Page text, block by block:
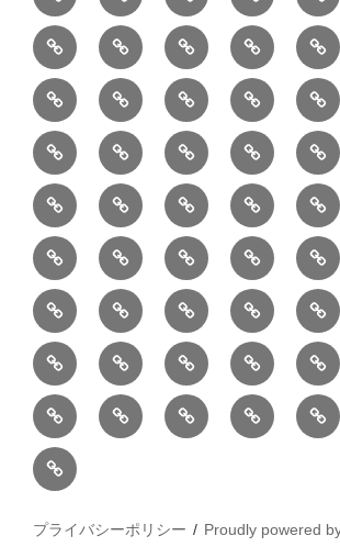
エ
リ
ー
れ
Ｂ
教
室
読
書
食・
健
康
リ
フ
ォ
ー
ム
コ
ー
デ
で
販
売
中
の
ハ
ン
ド
メ
イ
ド
バ
ッ
グ
②
半
月
型
③
巾
着
袋
（縦
長）
④
巾
着
袋
（小）
⑤
巾
着
シ
ョ
ル
ダ
ー
⑥
小
動
物
用
小
物
⑧
メ
ッ
セ
ン
ジ
ャ
ー
⑨
ミ
シ
ン
カ
バ
ー
⑩
マ
チ
無
し
シ
ョ
ル
ダ
ー
（定
番
品
⑪
マ
ス
ク
⑫
ポ
ー
チ
⑭
ボ
ッ
ク
ス
型
⑮
ボ
ス
ト
ン
⑯
ヘ
ル
メ
ッ
ト
バ
ッ
グ
⑰
ピ
ン
タ
ッ
ク
バ
ッ
グ
⑱
ビ
ジ
ネ
ス
バ
ッ
グ
⑳
ハ
ン
ド
バ
ッ
グ
お
取
引
の
流
れ
お
問
合
せ
及
び
ご
相
談
デ
ジ
タ
ル
コ
ン
テ
ン
ツ
フ
デ
ジ
タ
ル
コ
ン
テ
ン
ツ
プ
ラ
イ
バ
シ
ー
ポ
リ
シ
ラ
ン
デ
ィ
ン
グ
ペ
ル
ー
ル
レ
ン
タ
ル
ジ
ュ
エ
注
レ
ン
タ
ル
ジ
ュ
エ
品
㉒
エ
コ
バ
ッ
グ
（定
品
㉓
楽
器
入
れ
㉔
ナ
ッ
プ
サ
ッ
番
㉕
ド
ー
ム
型
㉖
ド
イ
リ
ー
㉘
カ
ー
テ
ン
㉙
ク
ッ
シ
カ
㉚
ク
ラ
ッ
㉛
ト
ー
ト
㉜
洋
服
ラ
カ
事
業
者
概
要
伝
言
共
有
最
近
稿
本
物
の
Ｓ
Ｎ
プライバシーポリシー Proudly powered